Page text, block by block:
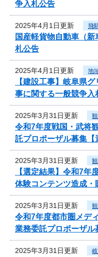
争入札公告
2025年4月1日更新 飛
国産軽貨物自動車（
札公告
2025年4月1日更新 地
【建設工事】岐阜県
事に関する一般競争入
2025年3月31日更新
令和7年度戦国・武将
託プロポーザル募集【
2025年3月31日更新
【選定結果】令和7年
体験コンテンツ造成
2025年3月31日更新
令和7年度都市圏メデ
業務委託プロポーザル
2025年3月31日更新